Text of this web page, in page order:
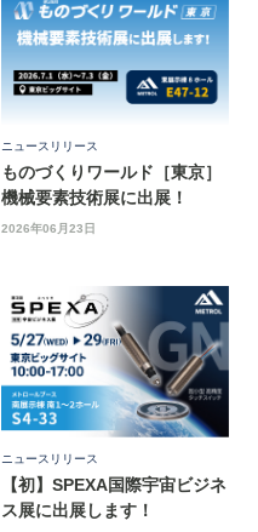
ニュースリリース
ものづくりワールド［東京］
機械要素技術展に出展！
2026年06月23日
ニュースリリース
【初】SPEXA国際宇宙ビジネ
ス展に出展します！